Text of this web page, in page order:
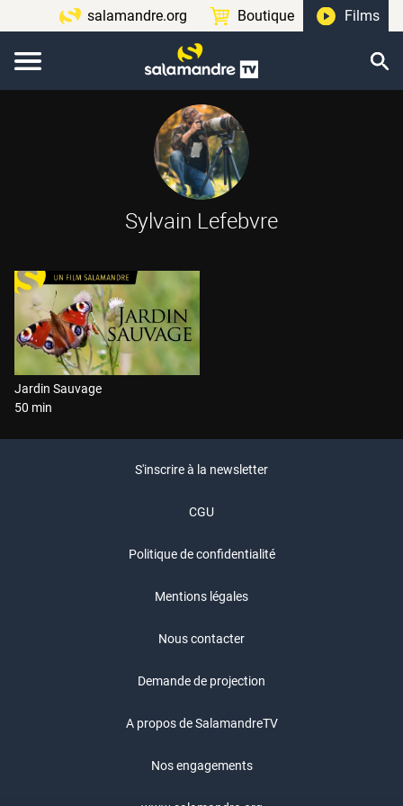
salamandre.org Boutique Films
Sylvain Lefebvre
Jardin Sauvage
50 min
S'inscrire à la newsletter
CGU
Politique de confidentialité
Mentions légales
Nous contacter
Demande de projection
A propos de SalamandreTV
Nos engagements